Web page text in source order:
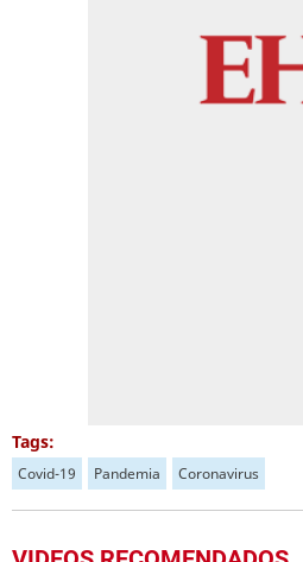
Tags:
Covid-19 Pandemia Coronavirus